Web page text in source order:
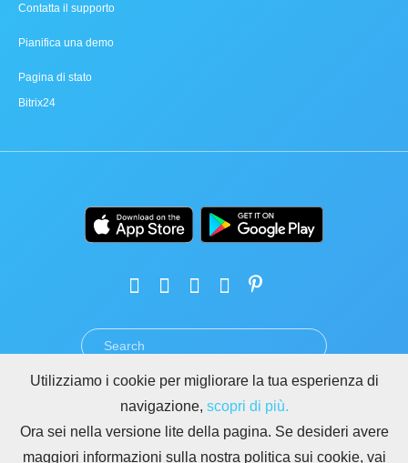
Contatta il supporto
Pianifica una demo
Pagina di stato
Bitrix24
PRIVACY GDPR
ABUSO
REGOLE PER I SITI DI BITRIX24
Copyright © 2026 Bitrix24
Utilizziamo i cookie per migliorare la tua esperienza di
navigazione, scopri di più.
Ora sei nella versione lite della pagina. Se desideri avere
maggiori informazioni sulla nostra politica sui cookie, vai